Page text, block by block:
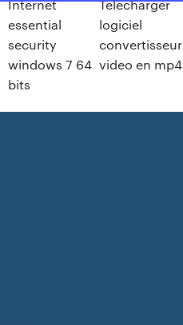
Internet
essential
security
windows 7 64
bits
Telecharger
logiciel
convertisseur
video en mp4